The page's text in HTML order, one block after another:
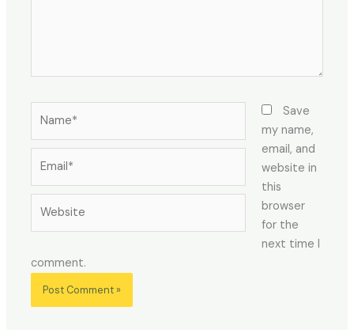
Save
my name,
email, and
website in
this
browser
for the
next time I
comment.